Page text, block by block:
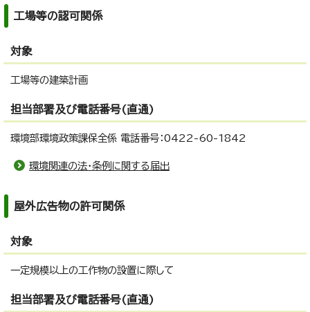
工場等の認可関係
対象
工場等の建築計画
担当部署及び電話番号(直通)
環境部環境政策課保全係 電話番号：0422-60-1842
環境関連の法・条例に関する届出
屋外広告物の許可関係
対象
一定規模以上の工作物の設置に際して
担当部署及び電話番号(直通)